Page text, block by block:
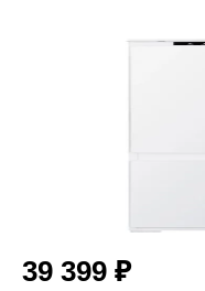
39 399 ₽